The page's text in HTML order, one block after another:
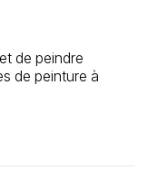
de peindre
de peinture à